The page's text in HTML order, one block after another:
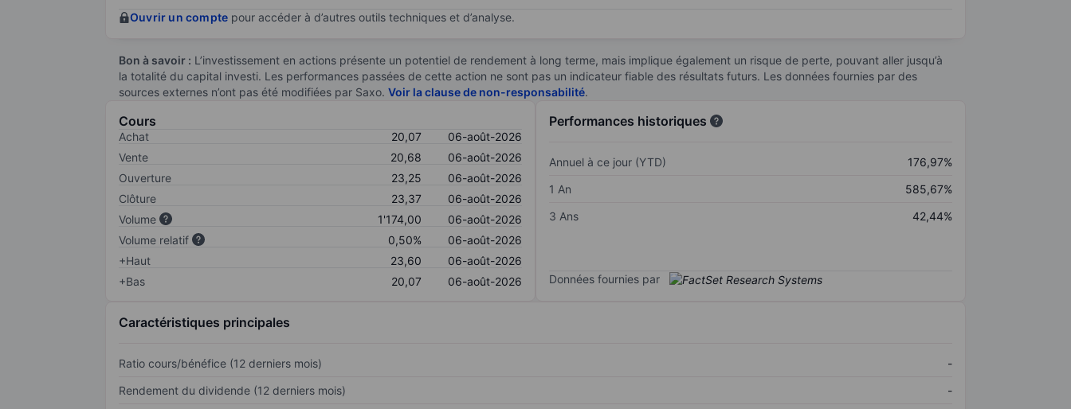
Ouvrir un compte pour accéder à d’autres outils techniques et d’analyse.
Bon à savoir : L’investissement en actions présente un potentiel de rendement à long terme, mais implique également un risque de perte, pouvant aller jusqu’à
la totalité du capital investi. Les performances passées de cette action ne sont pas un indicateur fiable des résultats futurs. Les données fournies par des
sources externes n’ont pas été modifiées par Saxo. Voir la clause de non-responsabilité.
Cours
Achat 20,07
06-août-2026
Vente
20,68
06-août-2026
Ouverture
23,25
06-août-2026
Clôture
23,37
06-août-2026
Volume
1'174,00
06-août-2026
Volume relatif
0,50%
06-août-2026
+Haut
23,60
06-août-2026
+Bas
20,07 06-août-2026
Performances historiques
Annuel à ce jour (YTD)
176,97%
1 An
585,67%
3 Ans
42,44%
Données fournies par
Caractéristiques principales
Ratio cours/bénéfice (12 derniers mois)
-
Rendement du dividende (12 derniers mois)
-